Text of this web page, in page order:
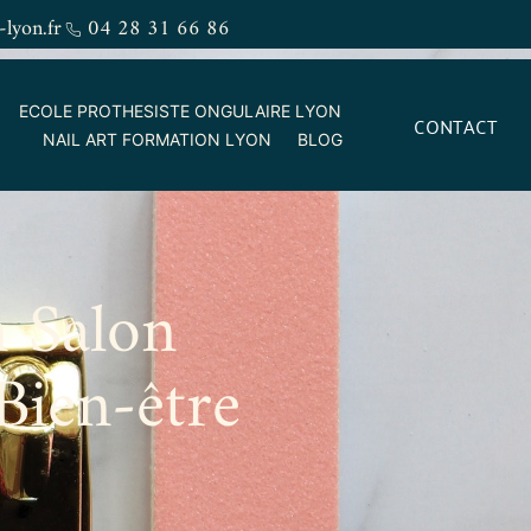
lyon.fr 04 28 31 66 86
ECOLE PROTHESISTE ONGULAIRE LYON
NAIL ART FORMATION LYON
BLOG CONTACT
être